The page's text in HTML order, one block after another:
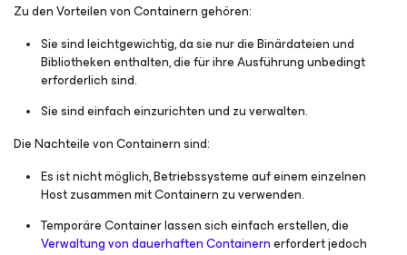
Zu den Vorteilen von Containern gehören:
Sie sind leichtgewichtig, da sie nur die Binärdateien und
Bibliotheken enthalten, die für ihre Ausführung unbedingt
erforderlich sind.
Sie sind einfach einzurichten und zu verwalten.
Die Nachteile von Containern sind:
Es ist nicht möglich, Betriebssysteme auf einem einzelnen
Host zusammen mit Containern zu verwenden.
Temporäre Container lassen sich einfach erstellen, die
Verwaltung von dauerhaften Containernerfordert jedoch